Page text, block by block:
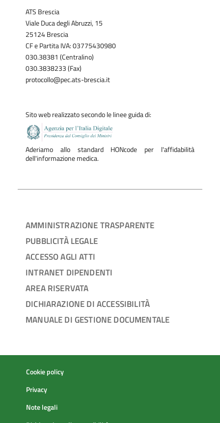
ATS Brescia
Viale Duca degli Abruzzi, 15
25124 Brescia
CF e Partita IVA: 03775430980
030.38381 (Centralino)
030.3838233 (Fax)
protocollo@pec.ats-brescia.it
Sito web realizzato secondo le linee guida di:
Aderiamo allo standard HONcode per l'affidabilità
dell'informazione medica.
AMMINISTRAZIONE TRASPARENTE
PUBBLICITÀ LEGALE
ACCESSO AGLI ATTI
INTRANET DIPENDENTI
AREA RISERVATA
DICHIARAZIONE DI ACCESSIBILITÀ
MANUALE DI GESTIONE DOCUMENTALE
Cookie policy
Privacy
Note legali